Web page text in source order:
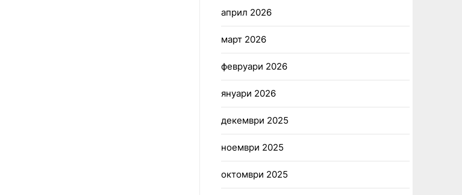
април 2026
март 2026
февруари 2026
януари 2026
декември 2025
ноември 2025
октомври 2025